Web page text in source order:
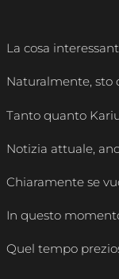
La cosa
Naturalmente, sto
Tanto quanto
Notizia attuale,
Chiaramente se
In questo
Quel tempo